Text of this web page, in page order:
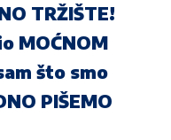
TRŽIŠTE!
MOĆNOM
što smo
PIŠEMO